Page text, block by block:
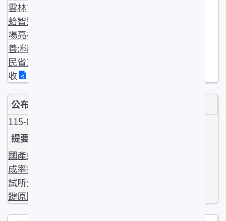
雲林首座文
蛤智慧養殖
場亮相 張麗
善:科技讓漁
民省工 又增
收
115-05-11
國產蚵仔育
成率提升 水
試所分析關
鍵原因